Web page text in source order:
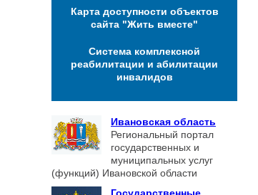
Карта доступности объектов
сайта "Жить вместе"
Система комплексной
реабилитации и абилитации
инвалидов
Ивановская область
Региональный портал
государственных и
муниципальных услуг
(функций) Ивановской области